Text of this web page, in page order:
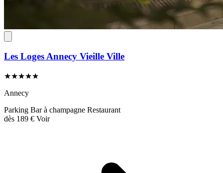
Les Loges Annecy Vieille Ville
★★★★★
Annecy
Parking Bar à champagne Restaurant
dès 189 € Voir